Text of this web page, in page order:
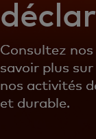
Consultez
savoir plus
nos activités
et durable.